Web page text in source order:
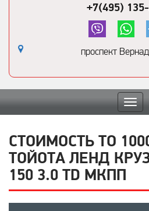
+7(495)
проспект
СТОИМОСТЬ ТО
ТОЙОТА ЛЕНД
150 3.0 TD МКПП